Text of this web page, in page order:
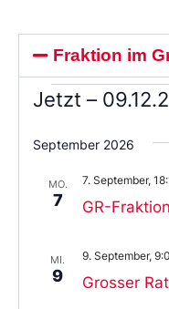
Fraktion im
Jetzt –
Sie
das
aus.
September 2026
MO.
7 GR-Fraktion
7. September,
MI.
9 Grosser Rat
9. September,